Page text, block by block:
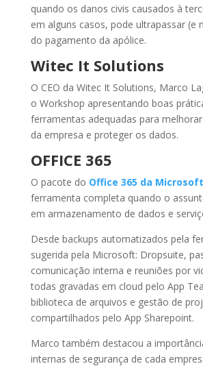
quando os danos civis causados à
em alguns casos, pode ultrapassar (e
do pagamento da apólice.
Witec It Solutions
O CEO da Witec It Solutions, Marco
o Workshop apresentando boas
ferramentas adequadas para
da empresa e proteger os dados.
OFFICE 365
O pacote do Office 365 da Microsoft
ferramenta completa quando o
em armazenamento de dados e
Desde backups automatizados pela
sugerida pela Microsoft: Dropsuite,
comunicação interna e reuniões por
todas gravadas em cloud pelo App
biblioteca de arquivos e gestão de
compartilhados pelo App Sharepoint.
Marco também destacou a
internas de segurança de cada